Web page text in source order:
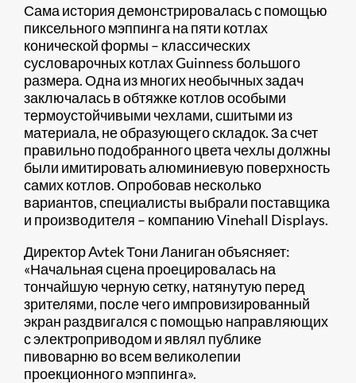
Сама история демонстрировалась с помощью
пиксельного мэппинга на пяти котлах
конической формы – классических
сусловарочных котлах Guinness большого
размера. Одна из многих необычных задач
заключалась в обтяжке котлов особыми
термоустойчивыми чехлами, сшитыми из
материала, не образующего складок. За счет
правильно подобранного цвета чехлы должны
были имитировать алюминиевую поверхность
самих котлов. Опробовав несколько
вариантов, специалисты выбрали поставщика
и производителя – компанию Vinehall Displays.
Директор Avtek Тони Ланиган объясняет:
«Начальная сцена проецировалась на
тончайшую черную сетку, натянутую перед
зрителями, после чего импровизированный
экран раздвигался с помощью направляющих
с электроприводом и являл публике
пивоварню во всем великолепии
проекционного мэппинга».